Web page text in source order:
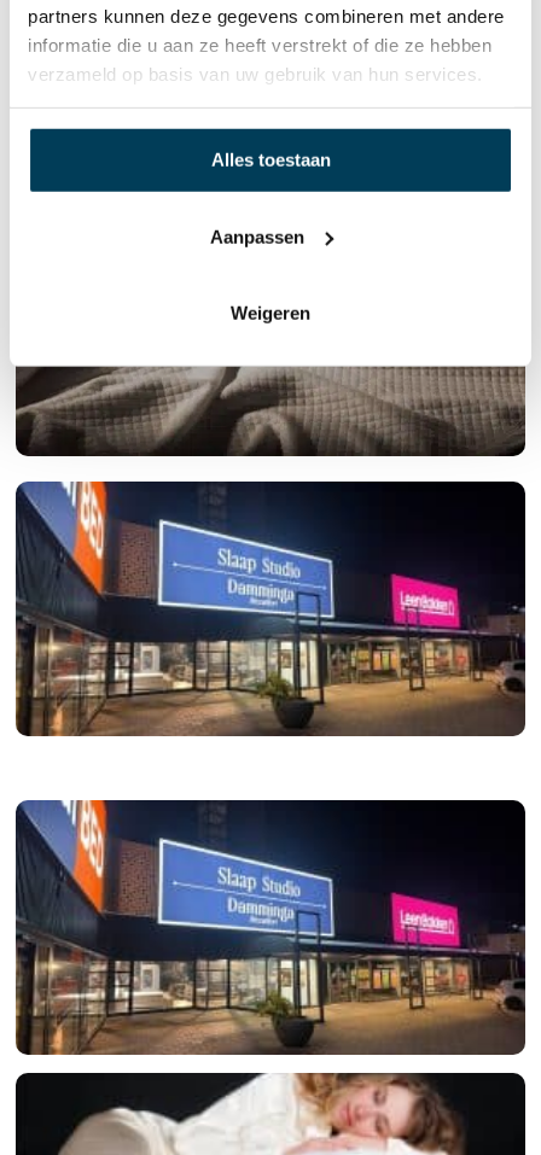
partners kunnen deze gegevens combineren met andere
informatie die u aan ze heeft verstrekt of die ze hebben
verzameld op basis van uw gebruik van hun services.
Alles toestaan
Aanpassen
Weigeren